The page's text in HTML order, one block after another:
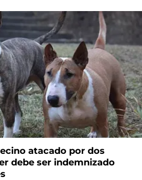
atacado por dos
debe ser indemnizado